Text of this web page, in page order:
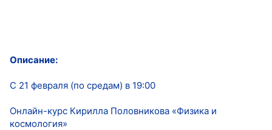
Описание:
С 21 февраля (по средам) в 19:00
Онлайн-курс Кирилла Половникова «Физика и
космология»